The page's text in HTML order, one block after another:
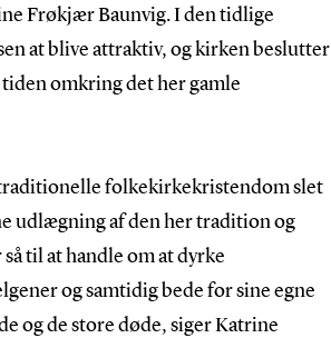
Frøkjær Baunvig. I den tidlige
at blive attraktiv, og kirken beslutter
omkring det her gamle
folkekirkekristendom slet
udlægning af den her tradition og
til at handle om at dyrke
og samtidig bede for sine egne
og de store døde, siger Katrine